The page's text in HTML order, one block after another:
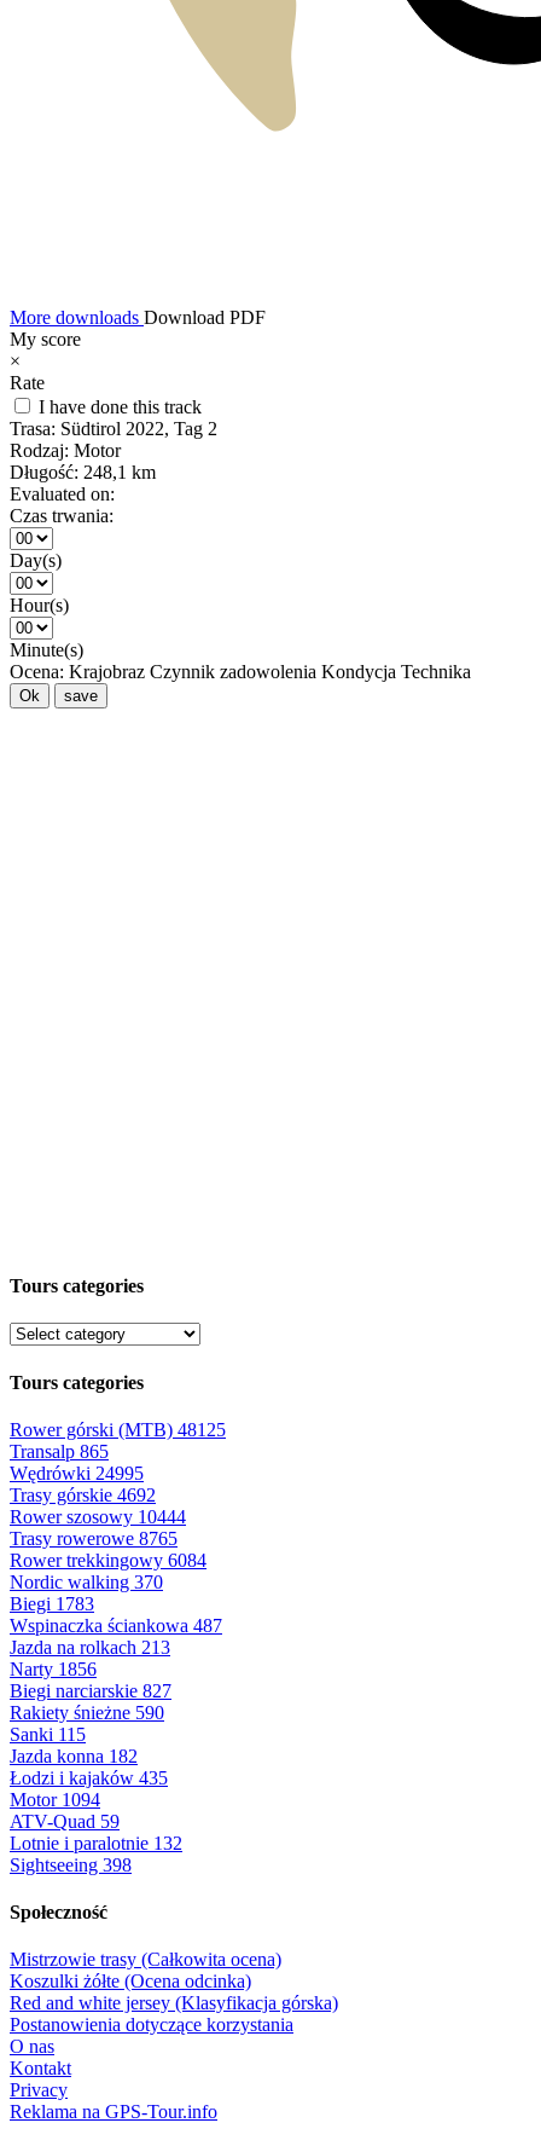
More downloads Download PDF
My score
×
Rate
I have done this track
Trasa: Südtirol 2022, Tag 2
Rodzaj: Motor
Długość: 248,1 km
Evaluated on:
Czas trwania:
Day(s)
Hour(s)
Minute(s)
Ocena: Krajobraz Czynnik zadowolenia Kondycja Technika
Ok save
Tours categories
Tours categories
Rower górski (MTB) 48125
Transalp 865
Wędrówki 24995
Trasy górskie 4692
Rower szosowy 10444
Trasy rowerowe 8765
Rower trekkingowy 6084
Nordic walking 370
Biegi 1783
Wspinaczka ściankowa 487
Jazda na rolkach 213
Narty 1856
Biegi narciarskie 827
Rakiety śnieżne 590
Sanki 115
Jazda konna 182
Łodzi i kajaków 435
Motor 1094
ATV-Quad 59
Lotnie i paralotnie 132
Sightseeing 398
Społeczność
Mistrzowie trasy (Całkowita ocena)
Koszulki żółte (Ocena odcinka)
Red and white jersey (Klasyfikacja górska)
Postanowienia dotyczące korzystania
O nas
Kontakt
Privacy
Reklama na GPS-Tour.info